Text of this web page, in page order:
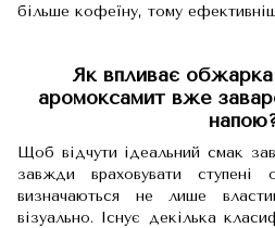
більше кофеїну, тому
Як впливає обжарка
аромоксамит вже
Щоб відчути ідеальний смак
завжди враховувати
визначаються не лише
візуально. Існує декілька